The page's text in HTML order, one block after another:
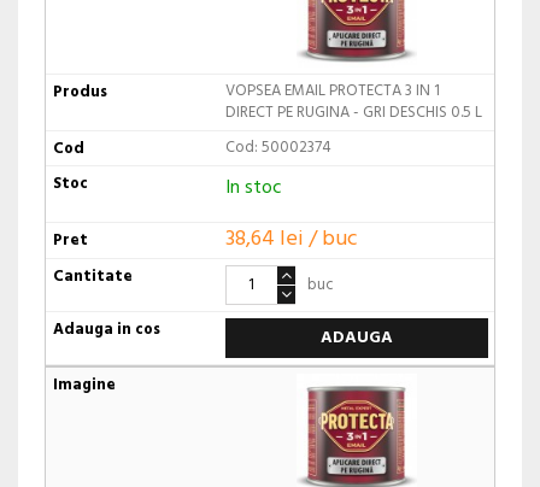
VOPSEA EMAIL PROTECTA 3 IN 1
DIRECT PE RUGINA - GRI DESCHIS 0.5 L
Cod: 50002374
In stoc
38,64 lei / buc
buc
ADAUGA